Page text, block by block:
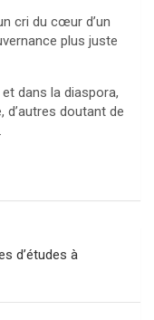
cri du cœur d’un
plus juste
dans la diaspora,
d’autres doutant de
d’études à